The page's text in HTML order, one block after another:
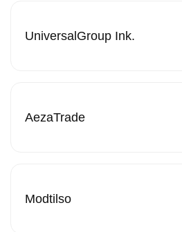
UniversalGroup Ink.
AezaTrade
Modtilso